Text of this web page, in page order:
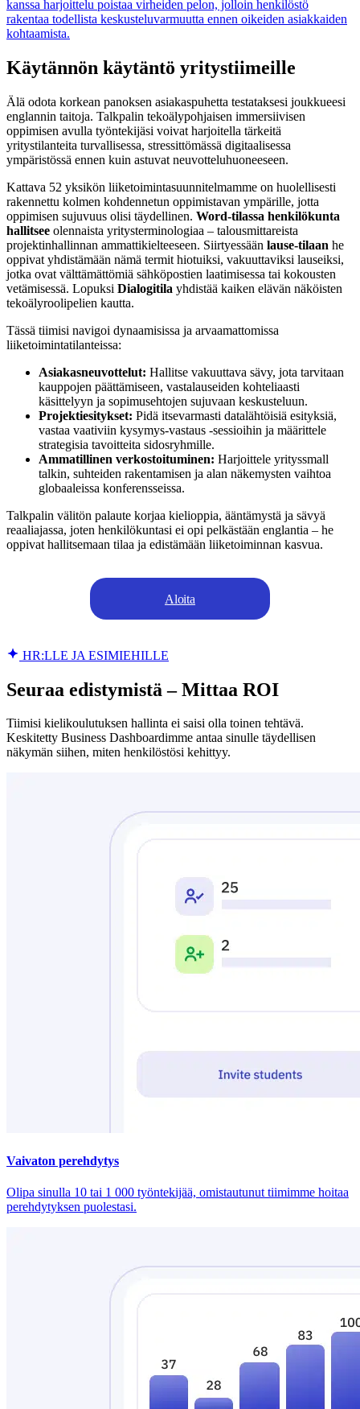
kanssa harjoittelu poistaa virheiden pelon, jolloin henkilöstö
rakentaa todellista keskusteluvarmuutta ennen oikeiden asiakkaiden
kohtaamista.
Käytännön käytäntö yritystiimeille
Älä odota korkean panoksen asiakaspuhetta testataksesi joukkueesi
englannin taitoja. Talkpalin tekoälypohjaisen immersiivisen
oppimisen avulla työntekijäsi voivat harjoitella tärkeitä
yritystilanteita turvallisessa, stressittömässä digitaalisessa
ympäristössä ennen kuin astuvat neuvotteluhuoneeseen.
Kattava 52 yksikön liiketoimintasuunnitelmamme on huolellisesti
rakennettu kolmen kohdennetun oppimistavan ympärille, jotta
oppimisen sujuvuus olisi täydellinen. Word-tilassa henkilökunta
hallitsee olennaista yritysterminologiaa – talousmittareista
projektinhallinnan ammattikielteeseen. Siirtyessään lause-tilaan he
oppivat yhdistämään nämä termit hiotuiksi, vakuuttaviksi lauseiksi,
jotka ovat välttämättömiä sähköpostien laatimisessa tai kokousten
vetämisessä. Lopuksi Dialogitila yhdistää kaiken elävän näköisten
tekoälyroolipelien kautta.
Tässä tiimisi navigoi dynaamisissa ja arvaamattomissa
liiketoimintatilanteissa:
Asiakasneuvottelut: Hallitse vakuuttava sävy, jota tarvitaan
kauppojen päättämiseen, vastalauseiden kohteliaasti
käsittelyyn ja sopimusehtojen sujuvaan keskusteluun.
Projektiesitykset: Pidä itsevarmasti datalähtöisiä esityksiä,
vastaa vaativiin kysymys-vastaus -sessioihin ja määrittele
strategisia tavoitteita sidosryhmille.
Ammatillinen verkostoituminen: Harjoittele yrityssmall
talkin, suhteiden rakentamisen ja alan näkemysten vaihtoa
globaaleissa konferensseissa.
Talkpalin välitön palaute korjaa kielioppia, ääntämystä ja sävyä
reaaliajassa, joten henkilökuntasi ei opi pelkästään englantia – he
oppivat hallitsemaan tilaa ja edistämään liiketoiminnan kasvua.
Aloita
HR:LLE JA ESIMIEHILLE
Seuraa edistymistä – Mittaa ROI
Tiimisi kielikoulutuksen hallinta ei saisi olla toinen tehtävä.
Keskitetty Business Dashboardimme antaa sinulle täydellisen
näkymän siihen, miten henkilöstösi kehittyy.
Vaivaton perehdytys
Olipa sinulla 10 tai 1 000 työntekijää, omistautunut tiimimme hoitaa
perehdytyksen puolestasi.